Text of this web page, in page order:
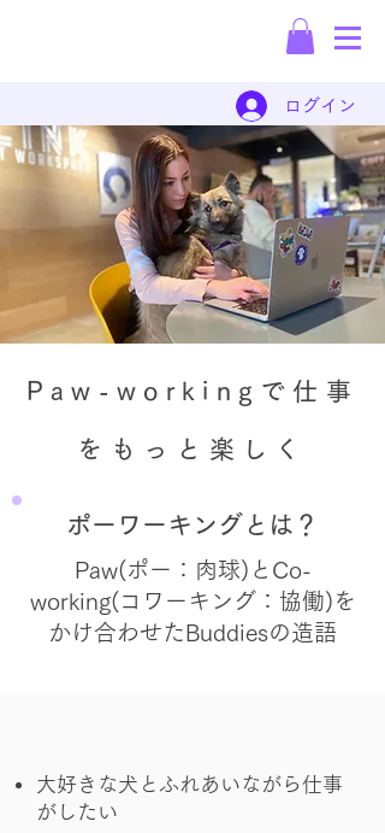
ログイン
Paw-workingで仕事
をもっと楽しく
ポーワーキングとは？
Paw(ポー：肉球)とCo-
working(コワーキング：協働)を
かけ合わせたBuddiesの造語
大好きな犬とふれあいながら仕事
がしたい